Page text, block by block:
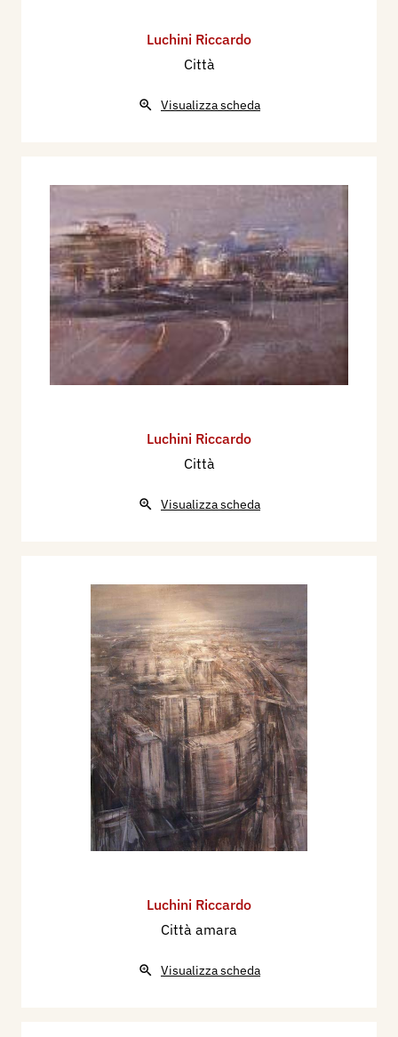
Luchini Riccardo
Città
Visualizza scheda
Luchini Riccardo
Città
Visualizza scheda
Luchini Riccardo
Città amara
Visualizza scheda